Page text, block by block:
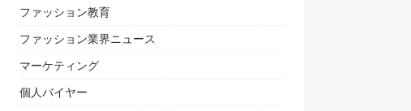
ファッション教育
ファッション業界ニュース
マーケティング
個人バイヤー